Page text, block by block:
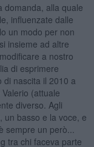
domanda, alla quale
influenzate dalle
un modo per non
insieme ad altre
a nostro
di esprimere
di nascita il 2010 a
(attuale
diverso. Agli
un basso e la voce, e
un però...
tra chi faceva parte